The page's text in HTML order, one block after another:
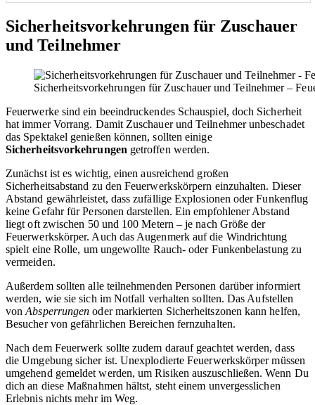
Sicherheitsvorkehrungen für Zuschauer
und Teilnehmer
Sicherheitsvorkehrungen für Zuschauer und Teilnehmer –
Feuerwerke sind ein beeindruckendes Schauspiel, doch Sicherheit
hat immer Vorrang. Damit Zuschauer und Teilnehmer unbeschadet
das Spektakel genießen können, sollten einige
Sicherheitsvorkehrungen getroffen werden.
Zunächst ist es wichtig, einen ausreichend großen
Sicherheitsabstand zu den Feuerwerkskörpern einzuhalten. Dieser
Abstand gewährleistet, dass zufällige Explosionen oder Funkenflug
keine Gefahr für Personen darstellen. Ein empfohlener Abstand
liegt oft zwischen 50 und 100 Metern – je nach Größe der
Feuerwerkskörper. Auch das Augenmerk auf die Windrichtung
spielt eine Rolle, um ungewollte Rauch- oder Funkenbelastung zu
vermeiden.
Außerdem sollten alle teilnehmenden Personen darüber informiert
werden, wie sie sich im Notfall verhalten sollten. Das Aufstellen
vonAbsperrungen oder markierten Sicherheitszonen kann helfen,
Besucher von gefährlichen Bereichen fernzuhalten.
Nach dem Feuerwerk sollte zudem darauf geachtet werden, dass
die Umgebung sicher ist. Unexplodierte Feuerwerkskörper müssen
umgehend gemeldet werden, um Risiken auszuschließen. Wenn Du
dich an diese Maßnahmen hältst, steht einem unvergesslichen
Erlebnis nichts mehr im Weg.